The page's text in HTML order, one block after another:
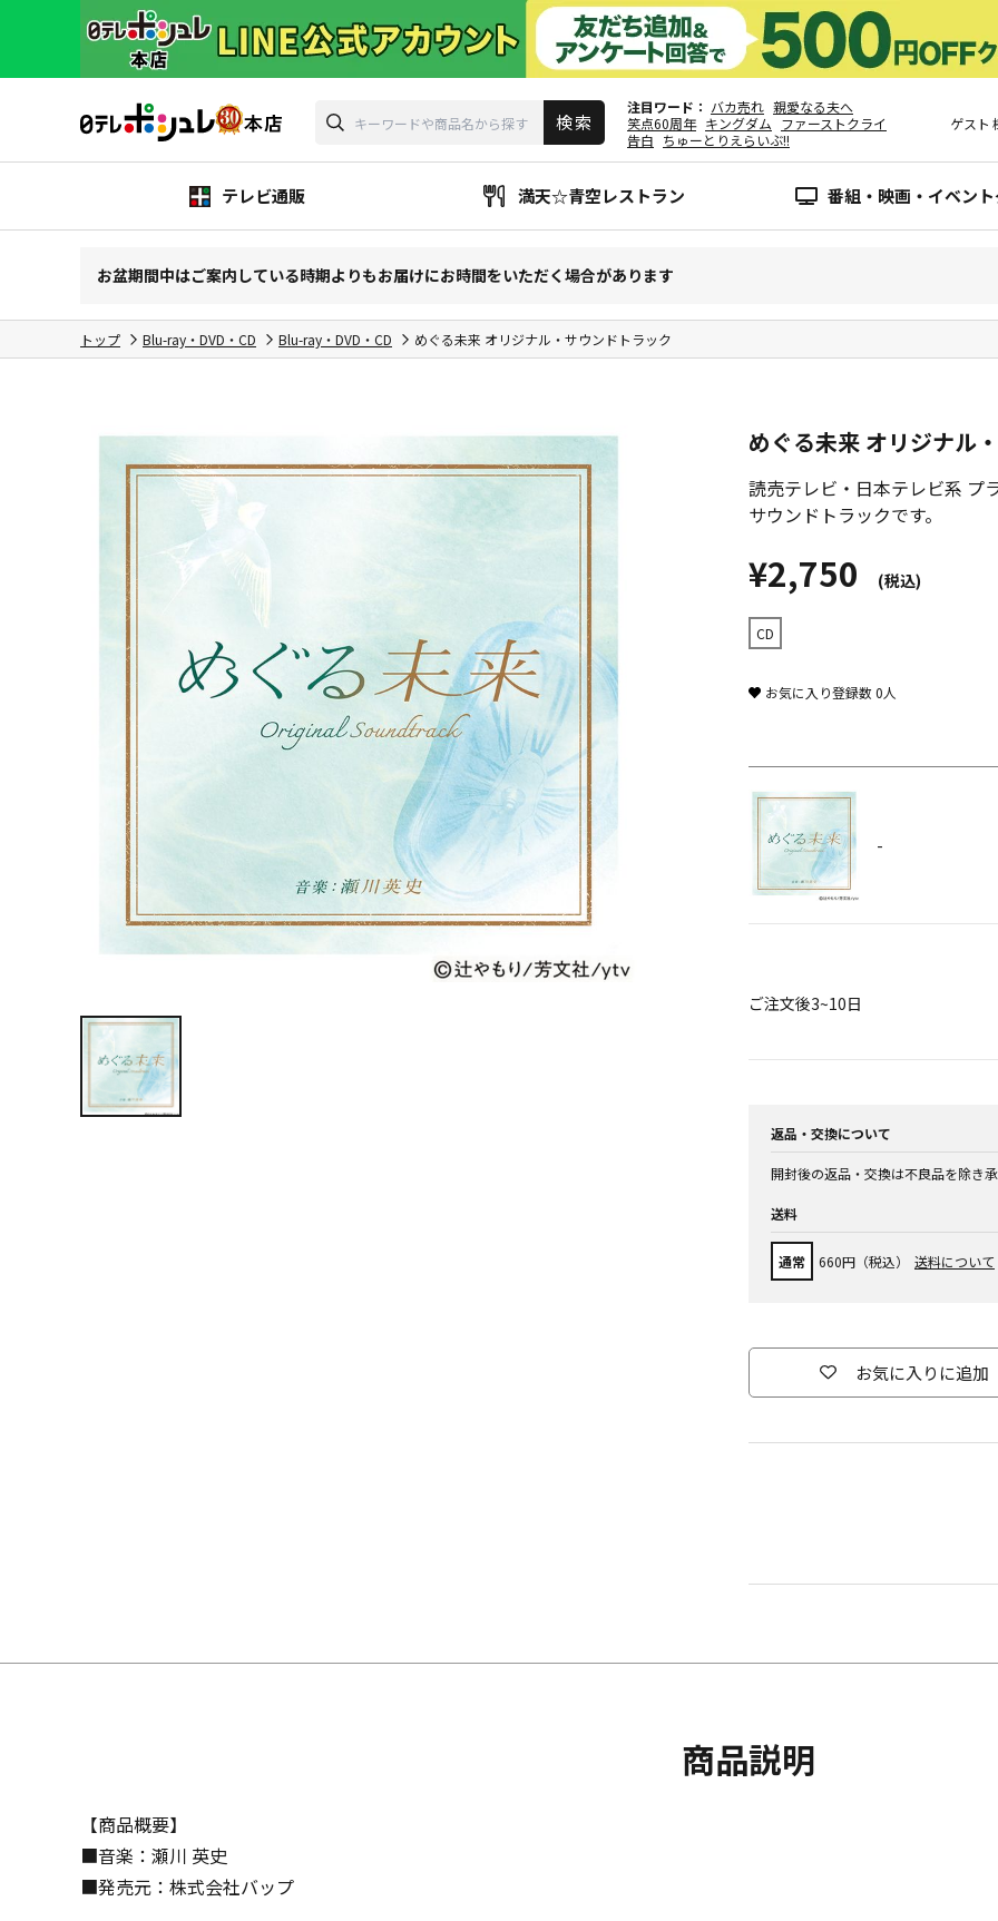
注目ワード バカ売れ 親愛なる夫へ
笑点60周年 キングダム ファーストクライ
告白 ちゅーとりえらいぶ!!
ゲスト
テレビ通販 満天☆青空レストラン 番組・映画・イベン
お盆期間中はご案内している時期よりもお届けにお時間をいただく場合があります
トップ Blu-ray・DVD・CD Blu-ray・DVD・CD めぐる未来 オリジナル・サウンドトラック
めぐる未来 オリジナル
読売テレビ・日本テレビ系 プ
サウンドトラックです。
¥2,750 (税込)
CD
お気に入り登録数0人
-
ご注文後3~10日
返品・交換について
開封後の返品・交換は不良品を除き
送料
通常 660円（税込） 送料について
お気に入りに追加
商品説明
【商品概要】
■音楽：瀬川 英史
■発売元：株式会社バップ